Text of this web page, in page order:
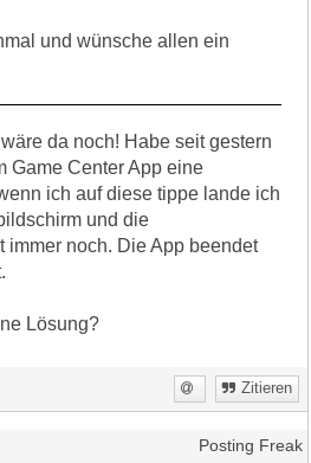
und wünsche allen ein
da noch! Habe seit gestern
Game Center App eine
ich auf diese tippe lande ich
und die
immer noch. Die App beendet
Lösung?
Zitieren
Posting Freak